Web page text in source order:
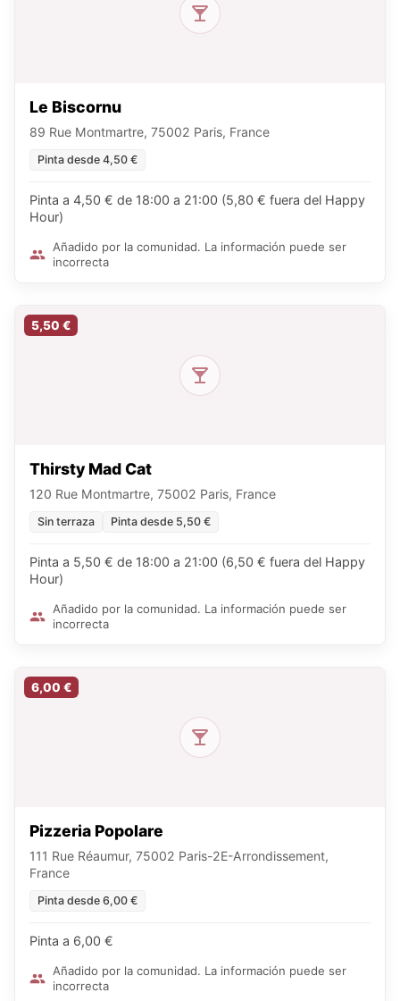
Le Biscornu
89 Rue Montmartre, 75002 Paris, France
Pinta desde 4,50 €
Pinta a 4,50 € de 18:00 a 21:00 (5,80 € fuera del Happy
Hour)
Añadido por la comunidad. La información puede ser
incorrecta
5,50 €
Thirsty Mad Cat
120 Rue Montmartre, 75002 Paris, France
Sin terraza Pinta desde 5,50 €
Pinta a 5,50 € de 18:00 a 21:00 (6,50 € fuera del Happy
Hour)
Añadido por la comunidad. La información puede ser
incorrecta
6,00 €
Pizzeria Popolare
111 Rue Réaumur, 75002 Paris-2E-Arrondissement,
France
Pinta desde 6,00 €
Pinta a 6,00 €
Añadido por la comunidad. La información puede ser
incorrecta